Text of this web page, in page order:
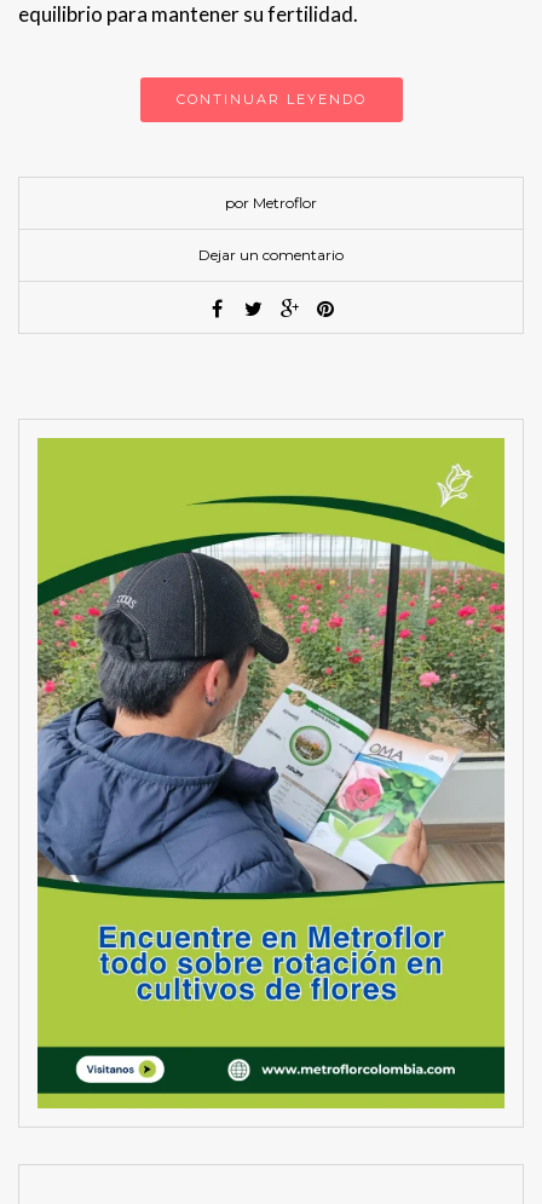
equilibrio para mantener su fertilidad.
CONTINUAR LEYENDO
por Metroflor
Dejar un comentario